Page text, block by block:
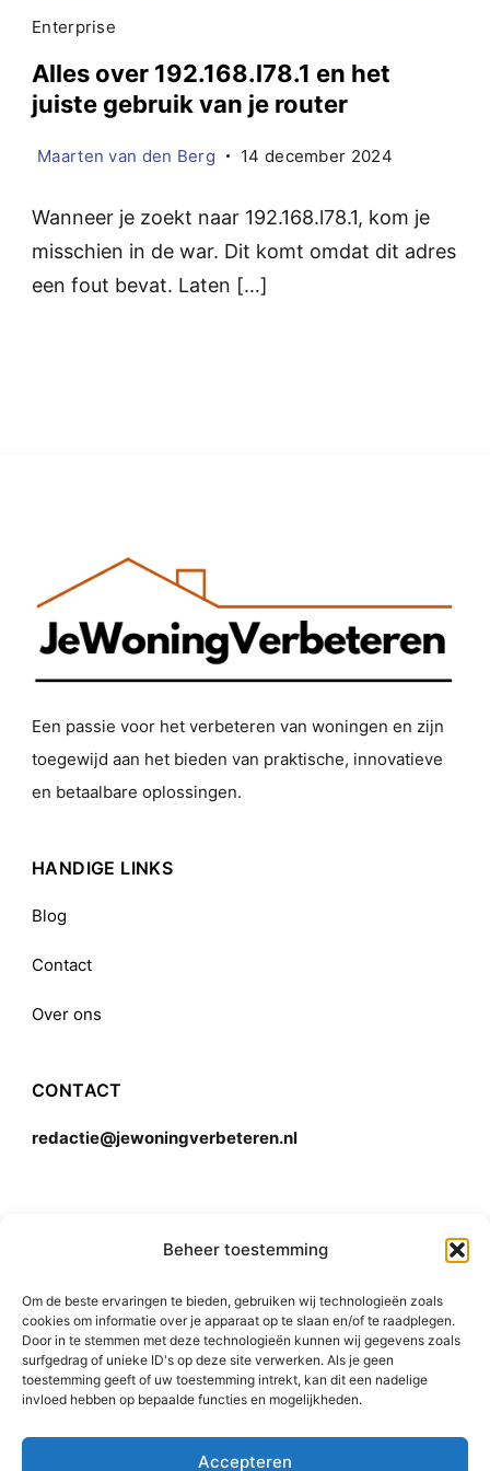
Beheer toestemming
Om de beste ervaringen te bieden, gebruiken wij technologieën zoals
cookies om informatie over je apparaat op te slaan en/of te raadplegen.
Door in te stemmen met deze technologieën kunnen wij gegevens zoals
surfgedrag of unieke ID's op deze site verwerken. Als je geen
toestemming geeft of uw toestemming intrekt, kan dit een nadelige
invloed hebben op bepaalde functies en mogelijkheden.
Accepteren
Enterprise
Alles over 192.168.l78.1 en het
juiste gebruik van je router
Maarten van den Berg 14 december 2024
Wanneer je zoekt naar 192.168.l78.1, kom je
misschien in de war. Dit komt omdat dit adres
een fout bevat. Laten […]
Een passie voor het verbeteren van woningen en zijn
toegewijd aan het bieden van praktische, innovatieve
en betaalbare oplossingen.
HANDIGE LINKS
Blog
Contact
Over ons
CONTACT
redactie@jewoningverbeteren.nl
Disclaimer